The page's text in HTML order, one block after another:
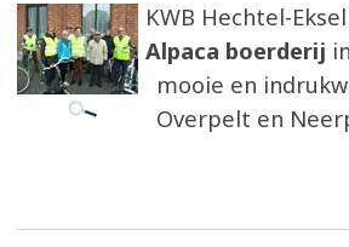
KWB Hechtel-
Alpaca boerderij
mooie en
Overpelt en